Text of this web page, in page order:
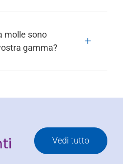
molle sono
gamma?
Vedi tutto